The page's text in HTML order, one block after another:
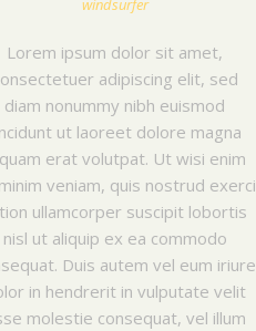
windsurfer
Lorem ipsum dolor sit amet,
adipiscing elit, sed
diam nonummy nibh euismod
ut laoreet dolore magna
erat volutpat. Ut wisi enim
veniam, quis nostrud exerci
ullamcorper suscipit lobortis
nisl ut aliquip ex ea commodo
Duis autem vel eum iriure
in hendrerit in vulputate velit
molestie consequat, vel illum